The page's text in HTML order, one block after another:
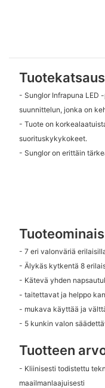
Tuotekatsaus
- Sunglor Infrapuna LED
suunnittelun, jonka on
- Tuote on
suorituskykykokeet.
- Sunglor on erittäin
- 7 eri valonväriä
- Älykäs kytkentä 8
- Kätevä yhden
- taitettavat ja helppo
- mukava käyttää ja
- 5 kunkin valon
Tuotteen
- Kliinisesti todistettu
maailmanlaajuisesti